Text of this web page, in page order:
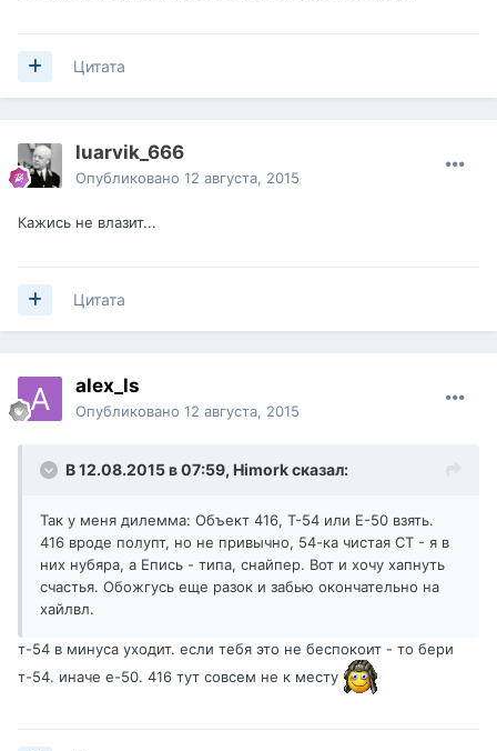
Цитата
luarvik_666
Опубликовано 12 августа, 2015
Кажись не влазит...
Цитата
alex_ls
Опубликовано 12 августа, 2015
В 12.08.2015 в 07:59, Himorkсказал:
Так у меня дилемма: Объект 416, Т-54 или Е-50 взять.
416 вроде полупт, но не привычно, 54-ка чистая СТ - я в
них нубяра, а Епись - типа, снайпер. Вот и хочу хапнуть
счастья. Обожгусь еще разок и забью окончательно на
хайлвл.
т-54 в минуса уходит. если тебя это не беспокоит - то бери
т-54. иначе е-50. 416 тут совсем не к месту